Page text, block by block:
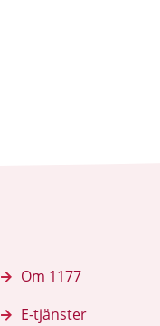
Om 1177
E-tjänster